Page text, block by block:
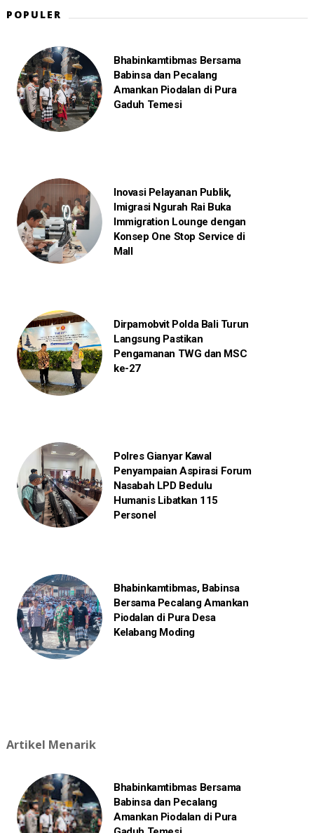
POPULER
Bhabinkamtibmas Bersama
Babinsa dan Pecalang
Amankan Piodalan di Pura
Gaduh Temesi
Inovasi Pelayanan Publik,
Imigrasi Ngurah Rai Buka
Immigration Lounge dengan
Konsep One Stop Service di
Mall
Dirpamobvit Polda Bali Turun
Langsung Pastikan
Pengamanan TWG dan MSC
ke-27
Polres Gianyar Kawal
Penyampaian Aspirasi Forum
Nasabah LPD Bedulu
Humanis Libatkan 115
Personel
Bhabinkamtibmas, Babinsa
Bersama Pecalang Amankan
Piodalan di Pura Desa
Kelabang Moding
Artikel Menarik
Bhabinkamtibmas Bersama
Babinsa dan Pecalang
Amankan Piodalan di Pura